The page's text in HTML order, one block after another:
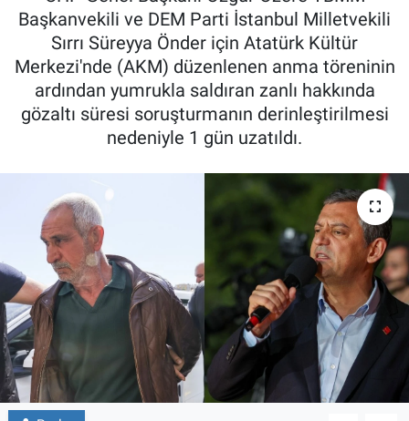
Başkanvekili ve DEM Parti İstanbul Milletvekili
Sırrı Süreyya Önder için Atatürk Kültür
Merkezi'nde (AKM) düzenlenen anma töreninin
ardından yumrukla saldıran zanlı hakkında
gözaltı süresi soruşturmanın derinleştirilmesi
nedeniyle 1 gün uzatıldı.